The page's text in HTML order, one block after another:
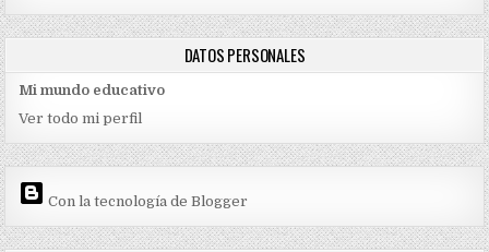
DATOS PERSONALES
Mi mundo educativo
Ver todo mi perfil
Con la tecnología de Blogger